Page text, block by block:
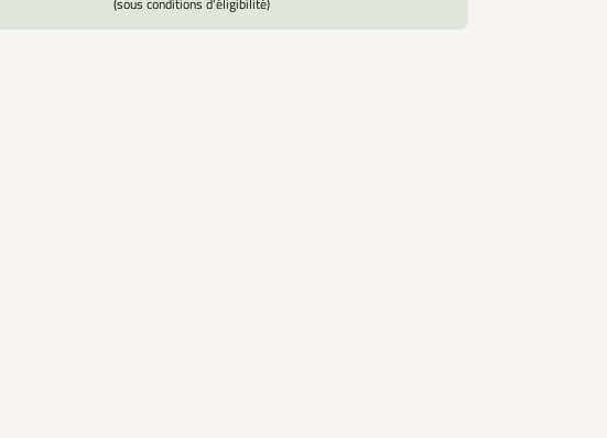
(sous conditions d'éligibilité)